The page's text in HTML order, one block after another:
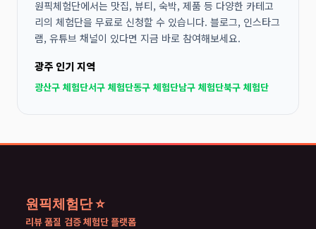
원픽체험단에서는 맛집, 뷰티, 숙박, 제품 등 다양한 카테고
리의 체험단을 무료로 신청할 수 있습니다. 블로그, 인스타그
램, 유튜브 채널이 있다면 지금 바로 참여해보세요.
광주 인기 지역
광산구 체험단서구 체험단동구 체험단남구 체험단북구 체험단
원픽체험단 ⭐
리뷰 품질 검증 체험단 플랫폼